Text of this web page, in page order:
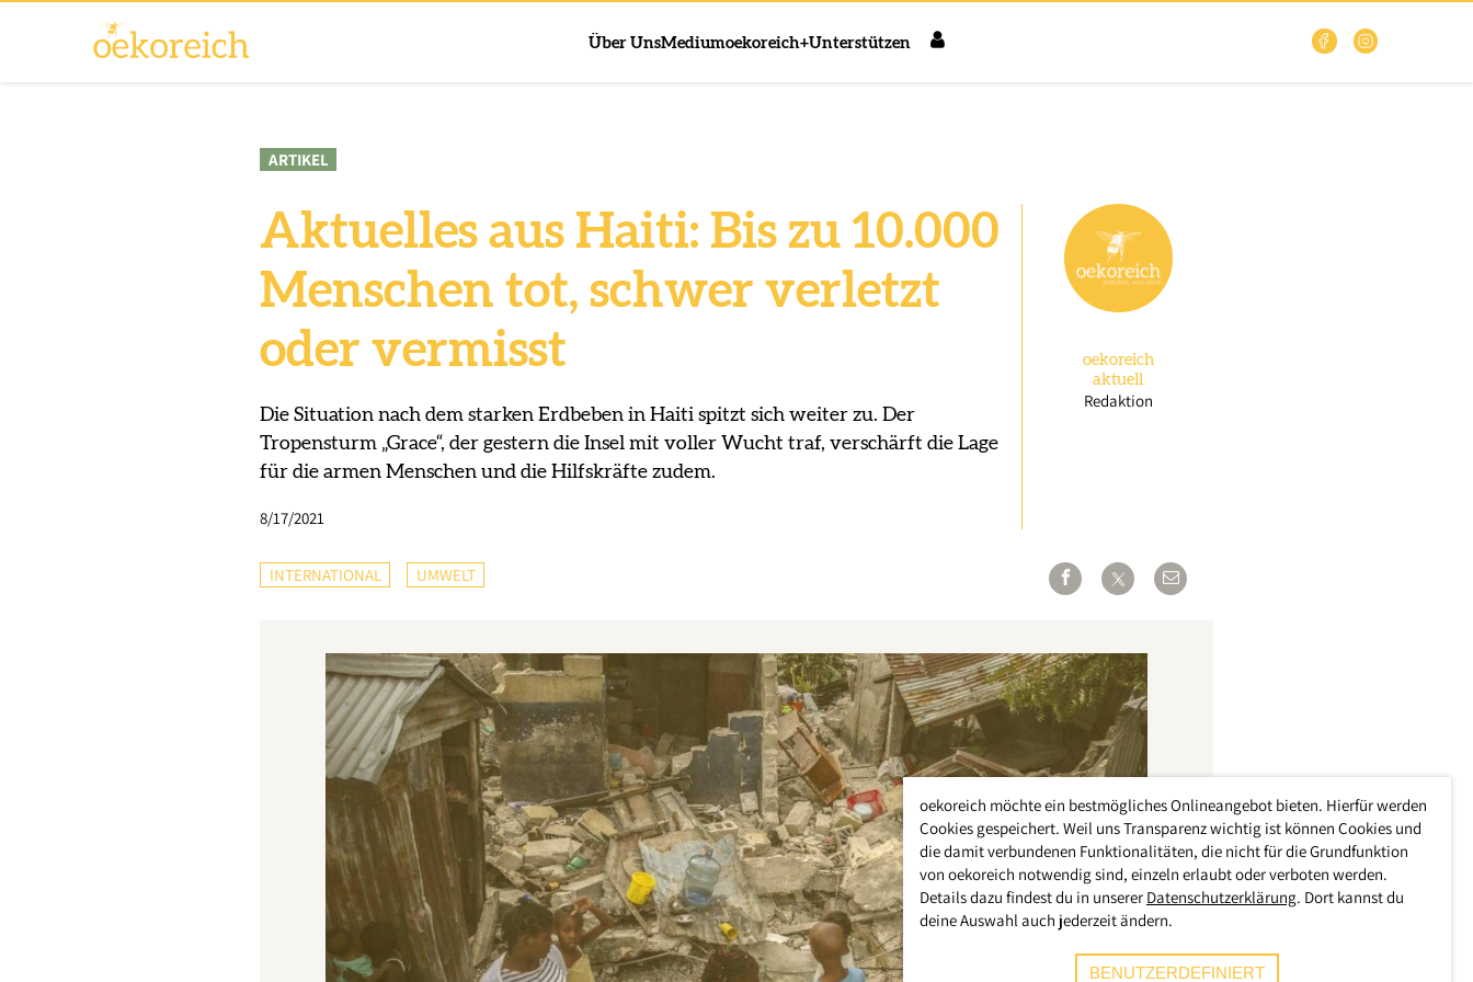
Über UnsMediumoekoreich+Unterstützen
ARTIKEL
Aktuelles aus Haiti: Bis zu 10.000
Menschen tot, schwer verletzt
oder vermisst
Die Situation nach dem starken Erdbeben in Haiti spitzt sich weiter zu. Der
Tropensturm „Grace“, der gestern die Insel mit voller Wucht traf, verschärft die Lage
für die armen Menschen und die Hilfskräfte zudem.
8/17/2021
oekoreich
aktuell
Redaktion
INTERNATIONAL UMWELT
oekoreich möchte ein bestmögliches Onlineangebot bieten. Hierfür werden
Cookies gespeichert. Weil uns Transparenz wichtig ist können Cookies und
die damit verbundenen Funktionalitäten, die nicht für die Grundfunktion
von oekoreich notwendig sind, einzeln erlaubt oder verboten werden.
Details dazu findest du in unserer Datenschutzerklärung. Dort kannst du
deine Auswahl auch jederzeit ändern.
BENUTZERDEFINIERT